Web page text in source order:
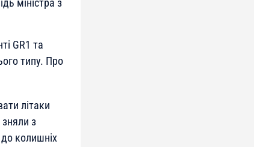
міністра з
GR1 та
типу. Про
літаки
з
до колишніх